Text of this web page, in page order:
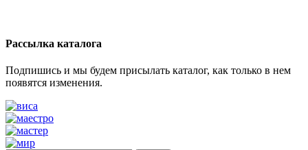
Рассылка каталога
Подпишись и мы будем присылать каталог, как только в нем
появятся изменения.